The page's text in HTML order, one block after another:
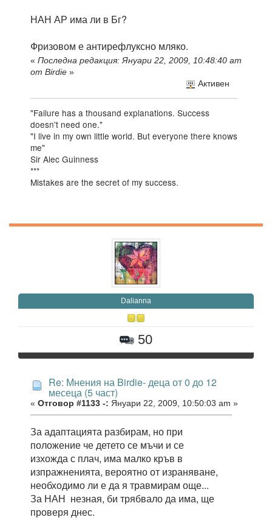
НАН АР има ли в Бг?
Фризовом е антирефлуксно мляко.
« Последна редакция: Януари 22, 2009, 10:48:40 am
от Birdie »
Активен
"Failure has a thousand explanations. Success
doesn't need one."
"I live in my own little world. But everyone there knows
me"
Sir Alec Guinness
***
Mistakes are the secret of my success.
Daliаnna
50
Re: Мнения на Birdie- деца от 0 до 12
месеца (5 част)
« Отговор #1133 -: Януари 22, 2009, 10:50:03 am »
За адаптацията разбирам, но при
положение че детето се мъчи и се
изхожда с плач, има малко кръв в
изпражненията, вероятно от израняване,
необходимо ли е да я травмирам още...
За НАН незная, би трябвало да има, ще
проверя днес.